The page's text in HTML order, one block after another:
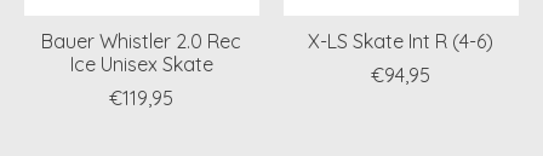
Bauer Whistler 2.0 Rec
Ice Unisex Skate
€119,95
X-LS Skate Int R (4-6)
€94,95